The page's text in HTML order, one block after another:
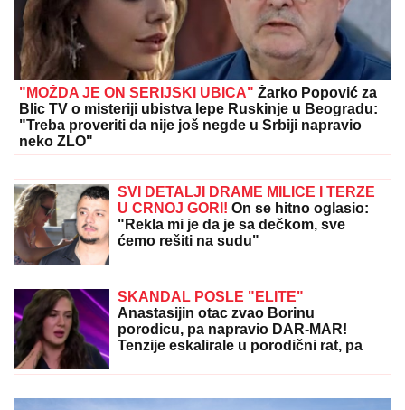
NOVAK ĐOKOVIĆ ČEKAO U REDU DA KUPI
SLADOLEDProdavačica iz Crne Gore otkrila
nepoznat detalj o našem teniseru, evo kako se
ponaša na letovanju
SRPSKOM REPREZENTATIVCU
DEMOLIRAN AUTO Saša Lukić bio u
inostranstvu kada su mu polupana
stakla na skupocenom "bentliju"
EU STALA IZA TRAMPOVOG PLANA
ZA GAZU: Kalas pozvala sve strane da
bez odlaganja sprovedu dogovor